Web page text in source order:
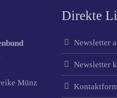
Münz
Direkte
Newsletter
Newsletter